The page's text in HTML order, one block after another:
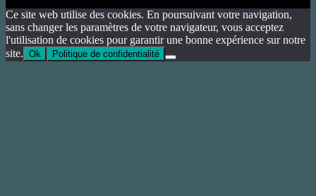
Ce site web utilise des cookies. En poursuivant votre navigation,
sans changer les paramètres de votre navigateur, vous acceptez
l'utilisation de cookies pour garantir une bonne expérience sur notre
site. Ok Politique de confidentialité